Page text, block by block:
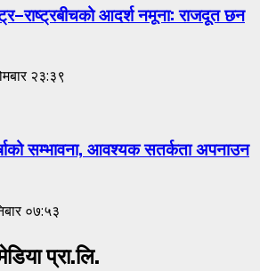
आदर्श नमूना: राजदूत छन
२३:३९
सम्भावना, आवश्यक सतर्कता अपनाउन
०७:५३
प्रा.लि.